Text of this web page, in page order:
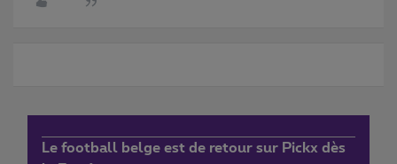
Le football belge est de retour sur Pickx dès